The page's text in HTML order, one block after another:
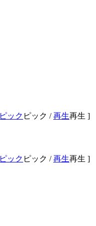
ピック ピック /再生再生 ]
ピック ピック /再生再生 ]